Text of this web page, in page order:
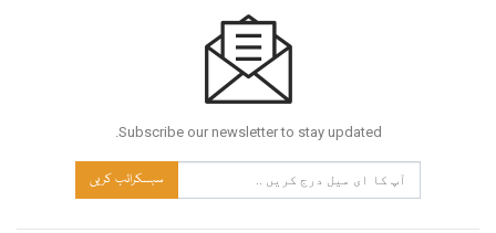
Subscribe our newsletter to stay updated.
سبسکرائب کریں